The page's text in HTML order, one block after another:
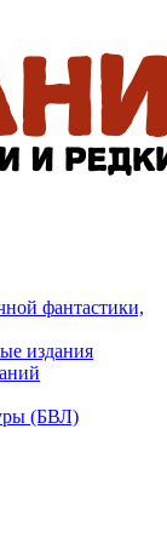
фантастики,
издания
(БВЛ)